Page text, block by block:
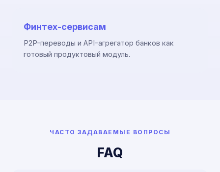
Финтех-сервисам
P2P-переводы и API-агрегатор банков как
готовый продуктовый модуль.
ЧАСТО ЗАДАВАЕМЫЕ ВОПРОСЫ
FAQ